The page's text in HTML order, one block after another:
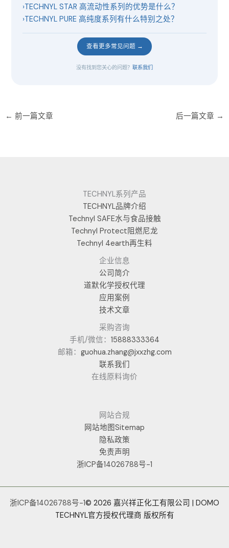
›TECHNYL STAR 高流动性系列的优势是什么？
›TECHNYL PURE 高纯度系列有什么特别之处？
查看更多常见问题 →
没有找到您关心的问题？ 联系我们
← 前一篇文章 后一篇文章 →
TECHNYL系列产品
TECHNYL品牌介绍
Technyl SAFE水与食品接触
Technyl Protect阻燃尼龙
Technyl 4earth再生料
企业信息
公司简介
道默化学授权代理
应用案例
技术文章
采购咨询
手机/微信： 15888333364
邮箱： guohua.zhang@jxxzhg.com
联系我们
在线原料询价
网站合规
网站地图Sitemap
隐私政策
免责声明
浙ICP备14026788号-1
浙ICP备14026788号-1© 2026 嘉兴祥正化工有限公司 | DOMO
TECHNYL官方授权代理商 版权所有